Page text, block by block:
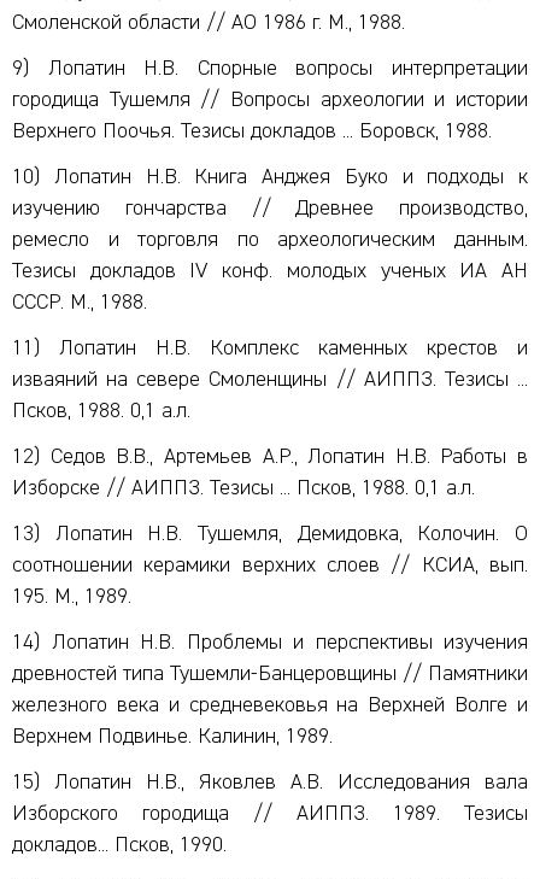
Смоленской области // АО 1986 г. М., 1988.
9) Лопатин Н.В. Спорные вопросы интерпретации
городища Тушемля // Вопросы археологии и истории
Верхнего Поочья. Тезисы докладов ... Боровск, 1988.
10) Лопатин Н.В. Книга Анджея Буко и подходы к
изучению гончарства // Древнее производство,
ремесло и торговля по археологическим данным.
Тезисы докладов IV конф. молодых ученых ИА АН
СССР. М., 1988.
11) Лопатин Н.В. Комплекс каменных крестов и
изваяний на севере Смоленщины // АИППЗ. Тезисы ...
Псков, 1988. 0,1 а.л.
12) Седов В.В., Артемьев А.Р., Лопатин Н.В. Работы в
Изборске // АИППЗ. Тезисы ... Псков, 1988. 0,1 а.л.
13) Лопатин Н.В. Тушемля, Демидовка, Колочин. О
соотношении керамики верхних слоев // КСИА, вып.
195. М., 1989.
14) Лопатин Н.В. Проблемы и перспективы изучения
древностей типа Тушемли-Банцеровщины // Памятники
железного века и средневековья на Верхней Волге и
Верхнем Подвинье. Калинин, 1989.
15) Лопатин Н.В., Яковлев А.В. Исследования вала
Изборского городища // АИППЗ. 1989. Тезисы
докладов... Псков, 1990.